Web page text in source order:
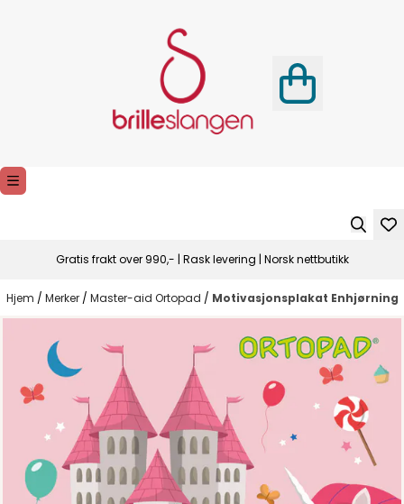
Gratis frakt over 990,- | Rask levering | Norsk nettbutikk
Hjem / Merker / Master-aid Ortopad / Motivasjonsplakat Enhjørning